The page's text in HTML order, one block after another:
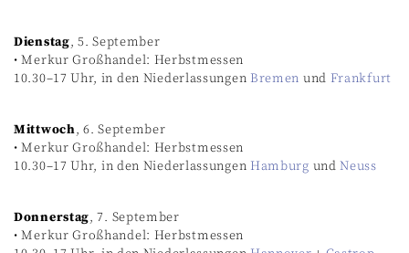
Dienstag, 5. September
• Merkur Großhandel: Herbstmessen
10.30–17 Uhr, in den Niederlassungen Bremen und Frankfurt
Mittwoch, 6. September
• Merkur Großhandel: Herbstmessen
10.30–17 Uhr, in den Niederlassungen Hamburg undNeuss
Donnerstag, 7. September
• Merkur Großhandel: Herbstmessen